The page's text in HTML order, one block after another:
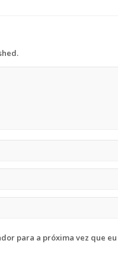
para a próxima vez que